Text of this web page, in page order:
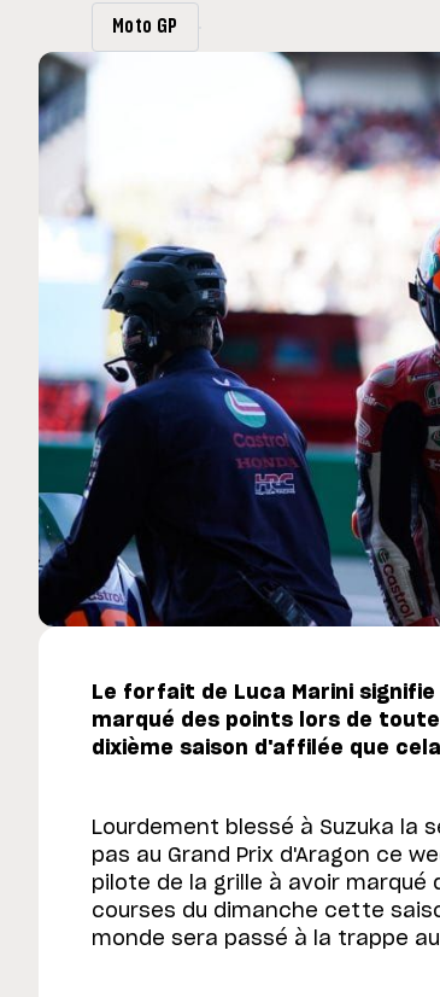
club spécial dans
MOTO GP
Zarco évite
septembre
Moto GP
Le forfait de Luca Marini
marqué des points lors de
dixième saison d'affilée que
Lourdement blessé à Suzuka la
pas au Grand Prix d'Aragon ce
pilote de la grille à avoir marqué
courses du dimanche cette
monde sera passé à la trappe